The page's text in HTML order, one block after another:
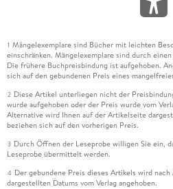
1 Mängelexemplare sind Bücher mit leichten
einschränken. Mängelexemplare sind durch
Die frühere Buchpreisbindung ist aufgehoben.
sich auf den gebundenen Preis eines
2 Diese Artikel unterliegen nicht der
wurde aufgehoben oder der Preis wurde vom
Alternative wird Ihnen auf der Artikelseite
beziehen sich auf den vorherigen Preis.
3 Durch Öffnen der Leseprobe willigen Sie ein,
Leseprobe übermittelt werden.
4 Der gebundene Preis dieses Artikels wird
dargestellten Datums vom Verlag angehoben.